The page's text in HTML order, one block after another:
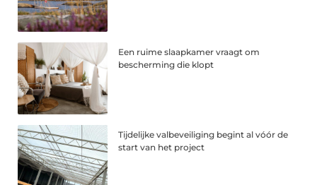
Een ruime slaapkamer vraagt om
bescherming die klopt
Tijdelijke valbeveiliging begint al vóór de
start van het project